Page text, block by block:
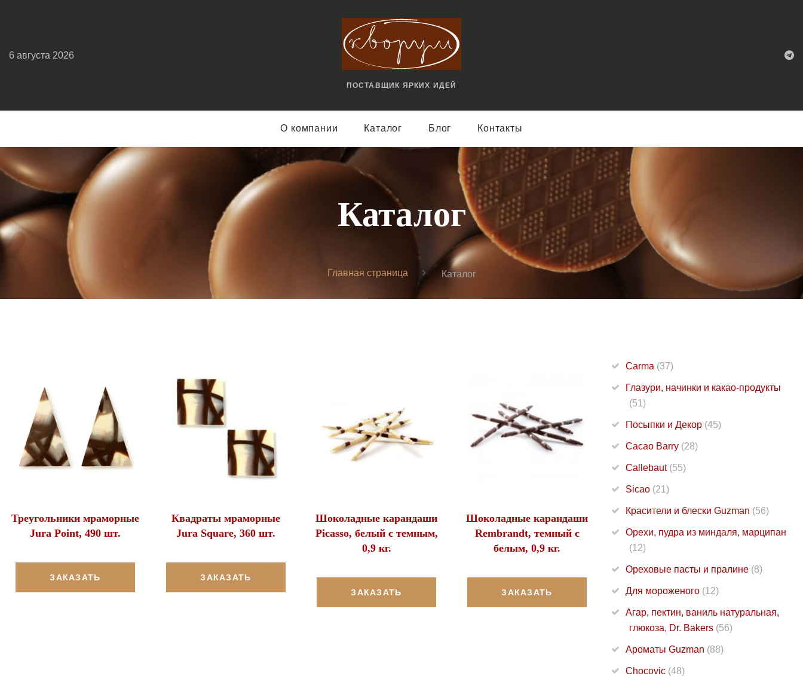
ПОСТАВЩИК ЯРКИX ИДЕЙ
6 августа 2026
О компании Каталог Блог Контакты
Каталог
Главная страница Каталог
Треугольники мраморные
Jura Point, 490 шт.
ЗАКАЗАТЬ
Квадраты мраморные
Jura Square, 360 шт.
ЗАКАЗАТЬ
Шоколадные карандаши
Picasso, белый с темным,
0,9 кг.
ЗАКАЗАТЬ
Шоколадные карандаши
Rembrandt, темный с
белым, 0,9 кг.
ЗАКАЗАТЬ
Carma (37)
Глазури, начинки и какао-продукты
(51)
Посыпки и Декор (45)
Cacao Barry (28)
Callebaut (55)
Sicao (21)
Красители и блески Guzman (56)
Орехи, пудра из миндаля, марципан
(12)
Ореховые пасты и пралине (8)
Для мороженого (12)
Агар, пектин, ваниль натуральная,
глюкоза, Dr. Bakers (56)
Ароматы Guzman (88)
Chocovic (48)